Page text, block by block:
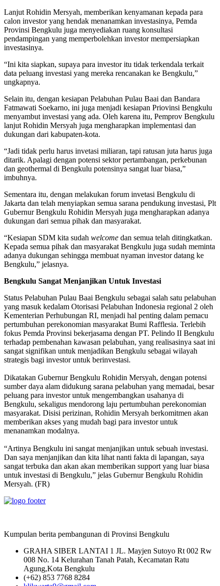
Lanjut Rohidin Mersyah, memberikan kenyamanan kepada para
calon investor yang hendak menanamkan investasinya, Pemda
Provinsi Bengkulu juga menyediakan ruang konsultasi
pendampingan yang memperbolehkan investor mempersiapkan
investasinya.
“Ini kita siapkan, supaya para investor itu tidak terkendala terkait
data peluang investasi yang mereka rencanakan ke Bengkulu,”
ungkapnya.
Selain itu, dengan kesiapan Pelabuhan Pulau Baai dan Bandara
Fatmawati Soekarno, ini juga menjadi kesiapan Priovinsi Bengkulu
menyambut investasi yang ada. Oleh karena itu, Pemprov Bengkulu
lanjut Rohidin Mersyah juga mengharapkan implementasi dan
dukungan dari kabupaten-kota.
“Jadi tidak perlu harus invetasi miliaran, tapi ratusan juta harus juga
ditarik. Apalagi dengan potensi sektor pertambangan, perkebunan
dan geothermal di Bengkulu potensinya sangat luar biasa,”
imbuhnya.
Sementara itu, dengan melakukan forum invetasi Bengkulu di
Jakarta dan telah menyiapkan semua sarana pendukung investasi, Plt
Gubernur Bengkulu Rohidin Mersyah juga mengharapkan adanya
dukungan dari semua pihak dan masyarakat.
“Kesiapan SDM kita sudah welcome dan semua telah ditingkatkan.
Kepada semua pihak dan masyarakat Bengkulu juga sudah meminta
adanya dukungan sehingga membuat nyaman investor datang ke
Bengkulu,” jelasnya.
Bengkulu Sangat Menjanjikan Untuk Investasi
Status Pelabuhan Pulau Baai Bengkulu sebagai salah satu pelabuhan
yang masuk kedalam Otorisasi Pelabuhan Indonesia regional 2 oleh
Kementerian Perhubungan RI, menjadi hal penting dalam pemacu
pertumbuhan perekonomian masyarakat Bumi Rafflesia. Terlebih
fokus Pemda Provinsi bekerjasama dengan PT. Pelindo II Bengkulu
terhadap pembenahan kawasan pelabuhan, yang realisasinya saat ini
sangat signifikan untuk menjadikan Bengkulu sebagai wilayah
strategis bagi investor untuk berinvestasi.
Dikatakan Gubernur Bengkulu Rohidin Mersyah, dengan potensi
sumber daya alam didukung sarana pelabuhan yang memadai, besar
peluang para investor untuk mengembangkan usahanya di
Bengkulu, sekaligus mendorong laju pertumbuhan perekonomian
masyarakat. Disisi perizinan, Rohidin Mersyah berkomitmen akan
memberikan akses yang mudah bagi para investor untuk
menanamkan modalnya.
“Artinya Bengkulu ini sangat menjanjikan untuk sebuah investasi.
Dan saya menjanjikan dan kita lihat nanti fakta di lapangan, saya
sangat terbuka dan akan akan memberikan support yang luar biasa
untuk investasi di Bengkulu,” jelas Gubernur Bengkulu Rohidin
Mersyah. (FR)
Kumpulan berita pembangunan di Provinsi Bengkulu
GRAHA SIBER LANTAI 1 JL. Mayjen Sutoyo Rt 002 Rw
008 No. 14 Kelurahan Tanah Patah, Kecamatan Ratu
Agung,Kota Bengkulu
(+62) 853 7768 8284